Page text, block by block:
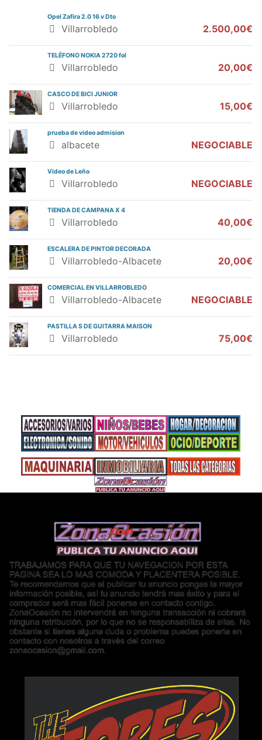
Opel Zafira 2.0 16 v Dto
Villarrobledo 2.500,00€
TELÉFONO NOKIA 2720 fol
Villarrobledo 20,00€
CASCO DE BICI JUNIOR
Villarrobledo 15,00€
prueba de video admision
albacete NEGOCIABLE
Video de Leño
Villarrobledo NEGOCIABLE
TIENDA DE CAMPANA X 4
Villarrobledo 40,00€
ESCALERA DE PINTOR DECORADA
Villarrobledo-Albacete 20,00€
COMERCIAL EN VILLARROBLEDO
Villarrobledo-Albacete NEGOCIABLE
PASTILLA S DE GUITARRA MAISON
Villarrobledo 75,00€